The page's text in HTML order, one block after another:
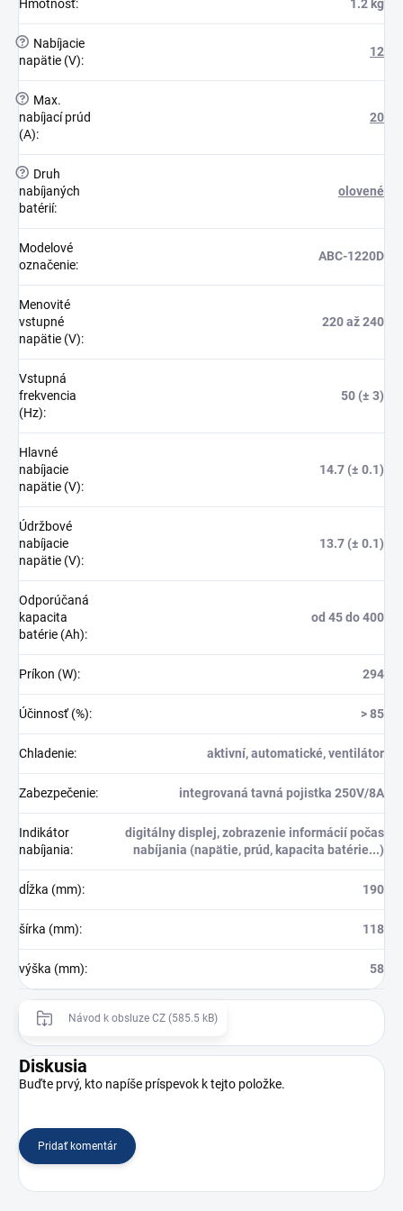
Hmotnosť: 1.2 kg
?
Nabíjacie
napätie (V):
12
?
Max.
nabíjací prúd
(A):
20
?
Druh
nabíjaných
batérií:
olovené
Modelové
označenie:
ABC-1220D
Menovité
vstupné
napätie (V):
220 až 240
Vstupná
frekvencia
(Hz):
50 (± 3)
Hlavné
nabíjacie
napätie (V):
14.7 (± 0.1)
Údržbové
nabíjacie
napätie (V):
13.7 (± 0.1)
Odporúčaná
kapacita
batérie (Ah):
od 45 do 400
Príkon (W): 294
Účinnosť (%): > 85
Chladenie: aktivní, automatické, ventilátor
Zabezpečenie: integrovaná tavná pojistka 250V/8A
Indikátor
nabíjania:
digitálny displej, zobrazenie informácií počas
nabíjania (napätie, prúd, kapacita batérie...)
dĺžka (mm): 190
šírka (mm): 118
výška (mm): 58
Návod k obsluze CZ (585.5 kB)
Diskusia
Buďte prvý, kto napíše príspevok k tejto položke.
Pridať komentár